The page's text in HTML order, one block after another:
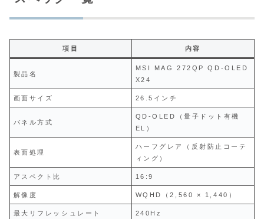
項目 内容
製品名
MSI MAG 272QP QD-OLED
X24
画面サイズ 26.5インチ
パネル方式
QD-OLED（量子ドット有機
EL）
表面処理
ハーフグレア（反射防止コーテ
ィング）
アスペクト比 16:9
解像度 WQHD（2,560 × 1,440）
最大リフレッシュレート 240Hz